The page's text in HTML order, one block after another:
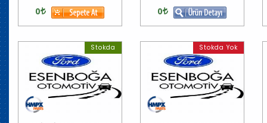
0 0
Stokda Stokda Yok